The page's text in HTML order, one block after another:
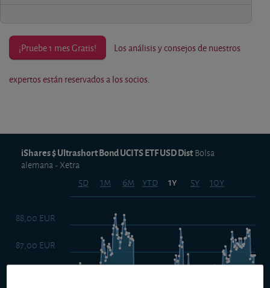
¡Pruebe 1 mes Gratis! Los análisis y consejos de nuestros
expertos están reservados a los socios.
5d 1m 6m ytd 1y 5y 10y
iShares $ Ultrashort Bond UCITS ETF USD DistBolsa
alemana - Xetra
87,00 EUR
88,00 EUR